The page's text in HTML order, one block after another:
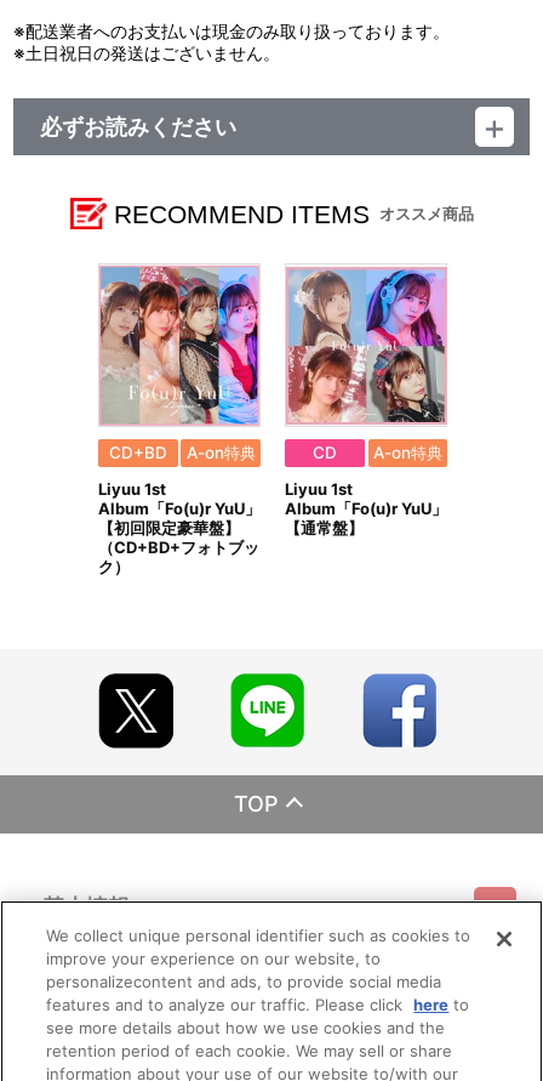
※配送業者へのお支払いは現金のみ取り扱っております。
※土日祝日の発送はございません。
必ずお読みください
販売元 (株)バンダイナムコフィルムワークス
RECOMMEND ITEMS オススメ商品
CD+BD
A-on特典
Liyuu 1st
Album「Fo(u)r YuU」
【初回限定豪華盤】
（CD+BD+フォトブッ
ク）
CD
A-on特典
Liyuu 1st
Album「Fo(u)r YuU」
【通常盤】
TOP
基本情報
利用規約 特定商取引法に基づく表示 プライバシーポリシー
プライバシーオプション 会社概要
ご利用情報
ご利用ガイド サイトマップ お問い合わせ
会員メニュー
We collect unique personal identifier such as cookies to
improve your experience on our website, to
personalizecontent and ads, to provide social media
features and to analyze our traffic. Please click here to
see more details about how we use cookies and the
retention period of each cookie. We may sell or share
information about your use of our website to/with our